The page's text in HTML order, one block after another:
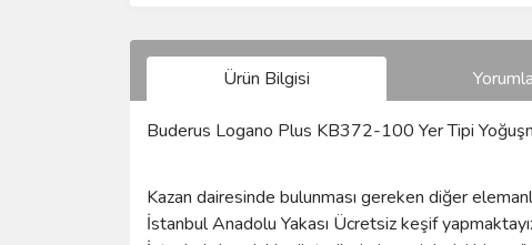
Ürün Bilgisi
Buderus Logano Plus KB372-100 Yer Tipi
Kazan dairesinde bulunması gereken diğer
İstanbul Anadolu Yakası Ücretsiz keşif